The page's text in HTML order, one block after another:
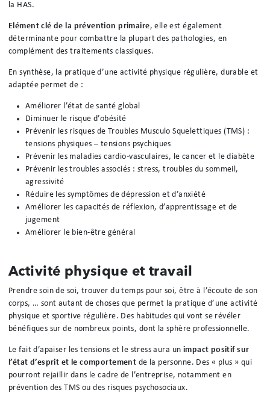
la HAS.
Elément clé de la prévention primaire, elle est également
déterminante pour combattre la plupart des pathologies, en
complément des traitements classiques.
En synthèse, la pratique d’une activité physique régulière, durable et
adaptée permet de :
Améliorer l’état de santé global
Diminuer le risque d’obésité
Prévenir les risques de Troubles Musculo Squelettiques (TMS) :
tensions physiques – tensions psychiques
Prévenir les maladies cardio-vasculaires, le cancer et le diabète
Prévenir les troubles associés : stress, troubles du sommeil,
agressivité
Réduire les symptômes de dépression et d’anxiété
Améliorer les capacités de réflexion, d’apprentissage et de
jugement
Améliorer le bien-être général
Activité physique et travail
Prendre soin de soi, trouver du temps pour soi, être à l’écoute de son
corps, … sont autant de choses que permet la pratique d’une activité
physique et sportive régulière. Des habitudes qui vont se révéler
bénéfiques sur de nombreux points, dont la sphère professionnelle.
Le fait d’apaiser les tensions et le stress aura un impact positif sur
l’état d’esprit et le comportement de la personne. Des « plus » qui
pourront rejaillir dans le cadre de l’entreprise, notamment en
prévention des TMS ou des risques psychosociaux.